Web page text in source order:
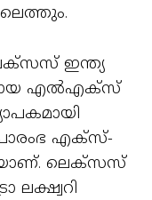
ഇന്ത്യ
എല്‍എക്സ്
എക്സ്-
ലെക്സസ്